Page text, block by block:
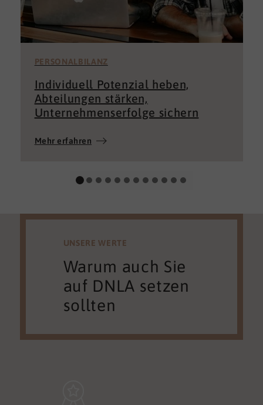
PERSONALBILANZ
Individuell Potenzial heben,
Abteilungen stärken,
Unternehmenserfolge sichern
Mehr erfahren
UNSERE WERTE
Warum auch Sie
auf DNLA setzen
sollten